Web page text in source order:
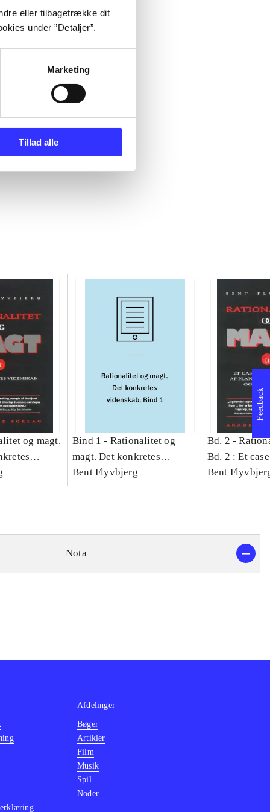
eller tilbagetrække dit
under ”Detaljer”.
Marketing
Tillad alle
og magt.
Bind 1 - Rationalitet og
magt. Det konkretes
videnskab. Bind 1
Bent Flyvbjerg
Bd. 2 -
Bd. 2 : Et
studie af
Bent
Nota
Feedback
Afdelinger
Bøger
Artikler
Film
Musik
Spil
Noder